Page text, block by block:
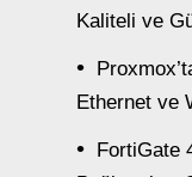
Kaliteli ve
Ethernet ve
FortiGate